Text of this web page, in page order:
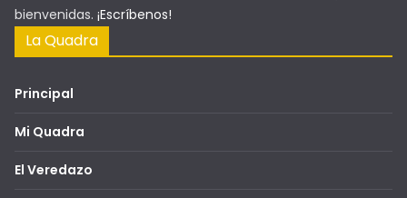
bienvenidas. ¡Escríbenos!
La Quadra
Principal
Mi Quadra
El Veredazo